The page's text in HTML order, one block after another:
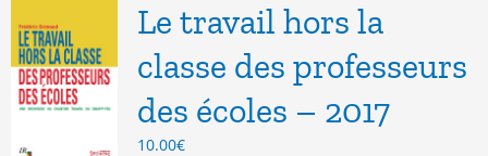
Le travail hors la
classe des professeurs
des écoles – 2017
10.00€